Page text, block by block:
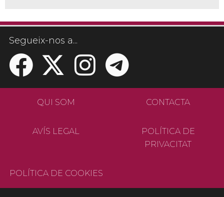
Segueix-nos a...
QUI SOM CONTACTA
AVÍS LEGAL
POLÍTICA DE
PRIVACITAT
POLÍTICA DE COOKIES